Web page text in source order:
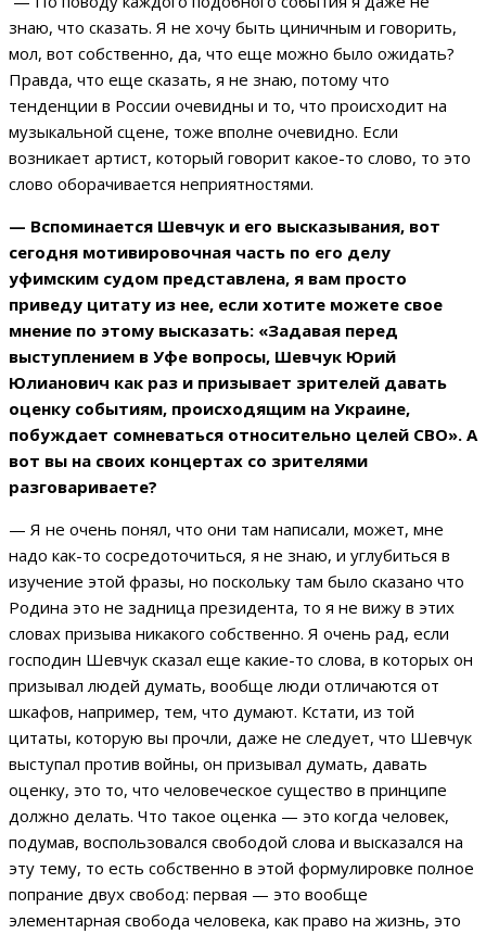
знаю, что сказать. Я не хочу быть циничным и говорить,
мол, вот собственно, да, что еще можно было ожидать?
Правда, что еще сказать, я не знаю, потому что
тенденции в России очевидны и то, что происходит на
музыкальной сцене, тоже вполне очевидно. Если
возникает артист, который говорит какое-то слово, то это
слово оборачивается неприятностями.
— Вспоминается Шевчук и его высказывания, вот
сегодня мотивировочная часть по его делу
уфимским судом представлена, я вам просто
приведу цитату из нее, если хотите можете свое
мнение по этому высказать: «Задавая перед
выступлением в Уфе вопросы, Шевчук Юрий
Юлианович как раз и призывает зрителей давать
оценку событиям, происходящим на Украине,
побуждает сомневаться относительно целей СВО». А
вот вы на своих концертах со зрителями
разговариваете?
— Я не очень понял, что они там написали, может, мне
надо как-то сосредоточиться, я не знаю, и углубиться в
изучение этой фразы, но поскольку там было сказано что
Родина это не задница президента, то я не вижу в этих
словах призыва никакого собственно. Я очень рад, если
господин Шевчук сказал еще какие-то слова, в которых он
призывал людей думать, вообще люди отличаются от
шкафов, например, тем, что думают. Кстати, из той
цитаты, которую вы прочли, даже не следует, что Шевчук
выступал против войны, он призывал думать, давать
оценку, это то, что человеческое существо в принципе
должно делать. Что такое оценка — это когда человек,
подумав, воспользовался свободой слова и высказался на
эту тему, то есть собственно в этой формулировке полное
попрание двух свобод: первая — это вообще
элементарная свобода человека, как право на жизнь, это